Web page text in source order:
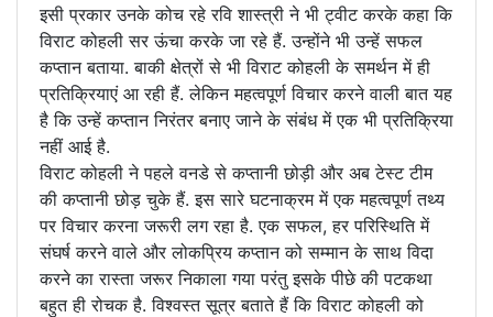
इसी प्रकार उनके कोच रहे रवि शास्त्री ने भी ट्वीट करके कहा कि
विराट कोहली सर ऊंचा करके जा रहे हैं. उन्होंने भी उन्हें सफल
कप्तान बताया. बाकी क्षेत्रों से भी विराट कोहली के समर्थन में ही
प्रतिक्रियाएं आ रही हैं. लेकिन महत्वपूर्ण विचार करने वाली बात यह
है कि उन्हें कप्तान निरंतर बनाए जाने के संबंध में एक भी प्रतिक्रिया
नहीं आई है.
विराट कोहली ने पहले वनडे से कप्तानी छोड़ी और अब टेस्ट टीम
की कप्तानी छोड़ चुके हैं. इस सारे घटनाक्रम में एक महत्वपूर्ण तथ्य
पर विचार करना जरूरी लग रहा है. एक सफल, हर परिस्थिति में
संघर्ष करने वाले और लोकप्रिय कप्तान को सम्मान के साथ विदा
करने का रास्ता जरूर निकाला गया परंतु इसके पीछे की पटकथा
बहुत ही रोचक है. विश्वस्त सूत्र बताते हैं कि विराट कोहली को